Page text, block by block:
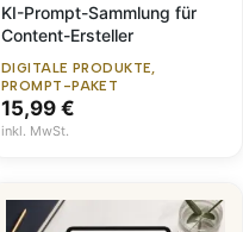
KI-Prompt-Sammlung für
Content-Ersteller
DIGITALE PRODUKTE,
PROMPT-PAKET
15,99 €
inkl. MwSt.